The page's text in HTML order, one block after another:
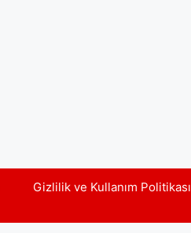
Gizlilik ve Kullanım Politikası